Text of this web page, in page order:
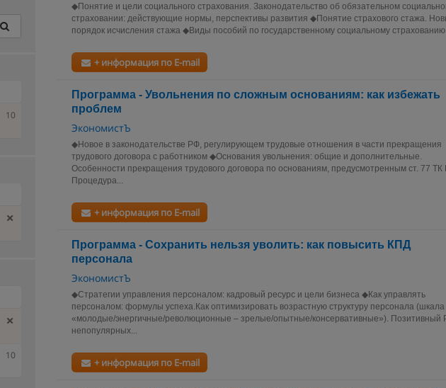
◆Понятие и цели социального страхования. Законодательство об обязательном
страховании: действующие нормы, перспективы развития ◆Понятие страхового стажа.
порядок исчисления стажа ◆Виды пособий по государственному социальному
+ информация по E-mail
Программа - Увольнения по сложным основаниям: как избежать
проблем
ЭкономистЪ
◆Новое в законодательстве РФ, регулирующем трудовые отношения в части прекращения
трудового договора с работником ◆Основания увольнения: общие и дополнительные.
Особенности прекращения трудового договора по основаниям, предусмотренным ст. 77 ТК
Процедура...
+ информация по E-mail
Программа - Сохранить нельзя уволить: как повысить КПД
персонала
ЭкономистЪ
◆Стратегии управления персоналом: кадровый ресурс и цели бизнеса ◆Как управлять
персоналом: формулы успеха.Как оптимизировать возрастную структуру персонала (шкала
«молодые/энергичные/революционные – зрелые/опытные/консервативные»). Позитивный
непопулярных...
+ информация по E-mail
10
10